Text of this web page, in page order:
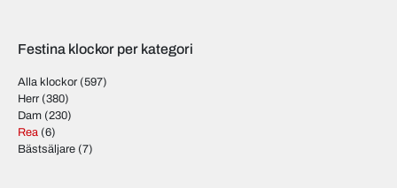
Festina klockor per kategori
Alla klockor (597)
Herr (380)
Dam (230)
Rea (6)
Bästsäljare (7)